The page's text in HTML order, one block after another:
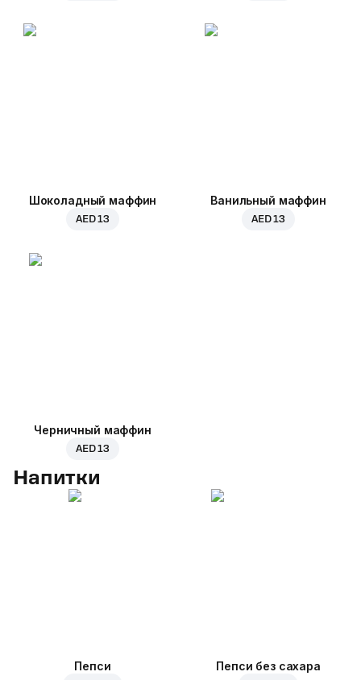
Шоколадный маффин
AED 13
Ванильный маффин
AED 13
Черничный маффин
AED 13
Напитки
Пепси Пепси без сахара